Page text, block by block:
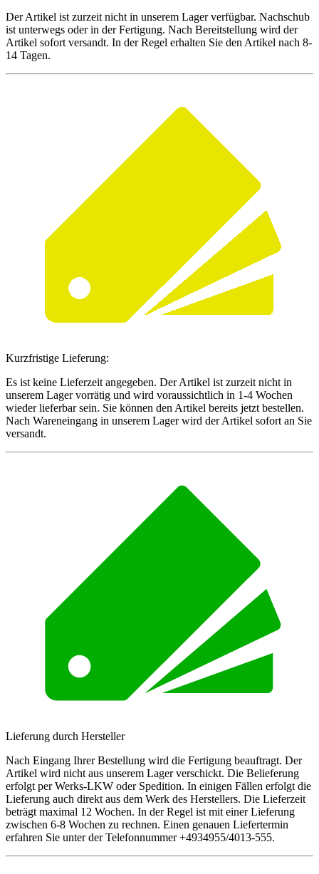
Der Artikel ist zurzeit nicht in unserem Lager verfügbar. Nachschub
ist unterwegs oder in der Fertigung. Nach Bereitstellung wird der
Artikel sofort versandt. In der Regel erhalten Sie den Artikel nach 8-
14 Tagen.
Kurzfristige Lieferung:
Es ist keine Lieferzeit angegeben. Der Artikel ist zurzeit nicht in
unserem Lager vorrätig und wird voraussichtlich in 1-4 Wochen
wieder lieferbar sein. Sie können den Artikel bereits jetzt bestellen.
Nach Wareneingang in unserem Lager wird der Artikel sofort an Sie
versandt.
Lieferung durch Hersteller
Nach Eingang Ihrer Bestellung wird die Fertigung beauftragt. Der
Artikel wird nicht aus unserem Lager verschickt. Die Belieferung
erfolgt per Werks-LKW oder Spedition. In einigen Fällen erfolgt die
Lieferung auch direkt aus dem Werk des Herstellers. Die Lieferzeit
beträgt maximal 12 Wochen. In der Regel ist mit einer Lieferung
zwischen 6-8 Wochen zu rechnen. Einen genauen Liefertermin
erfahren Sie unter der Telefonnummer +4934955/4013-555.